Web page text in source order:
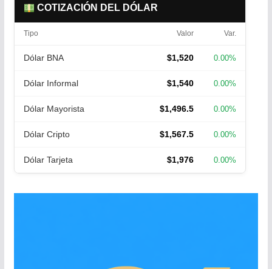
COTIZACIÓN DEL DÓLAR
Tipo Valor Var.
Dólar BNA $1,520 0.00%
Dólar Informal $1,540 0.00%
Dólar Mayorista $1,496.5 0.00%
Dólar Cripto $1,567.5 0.00%
Dólar Tarjeta $1,976 0.00%